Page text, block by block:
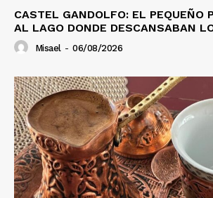
CASTEL GANDOLFO: EL PEQUEÑO
AL LAGO DONDE DESCANSABAN
Misael - 06/08/2026